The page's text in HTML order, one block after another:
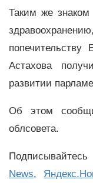
Таким же
Астахова
развитии
Об этом
облсовета.
News,